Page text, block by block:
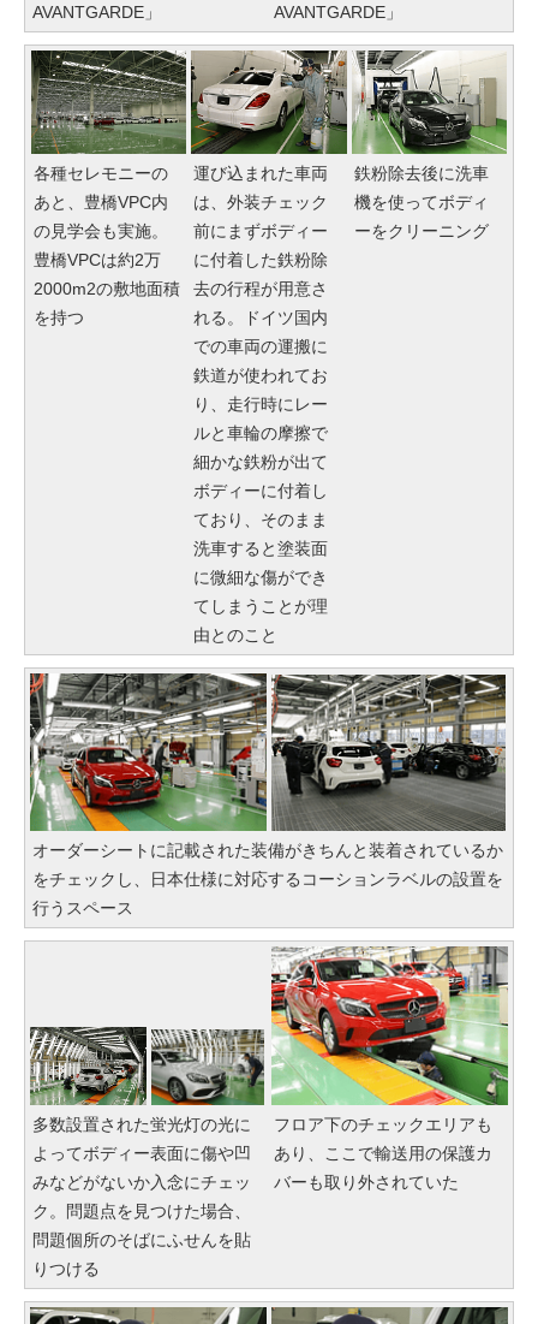
AVANTGARDE」
AVANTGARDE」
各種セレモニーの
あと、豊橋VPC内
の見学会も実施。
豊橋VPCは約2万
2000m2の敷地面積
を持つ
運び込まれた車両
は、外装チェック
前にまずボディー
に付着した鉄粉除
去の行程が用意さ
れる。ドイツ国内
での車両の運搬に
鉄道が使われてお
り、走行時にレー
ルと車輪の摩擦で
細かな鉄粉が出て
ボディーに付着し
ており、そのまま
洗車すると塗装面
に微細な傷ができ
てしまうことが理
由とのこと
鉄粉除去後に洗車
機を使ってボディ
ーをクリーニング
オーダーシートに記載された装備がきちんと装着されているか
をチェックし、日本仕様に対応するコーションラベルの設置を
行うスペース
多数設置された蛍光灯の光に
よってボディー表面に傷や凹
みなどがないか入念にチェッ
ク。問題点を見つけた場合、
問題個所のそばにふせんを貼
りつける
フロア下のチェックエリアも
あり、ここで輸送用の保護カ
バーも取り外されていた